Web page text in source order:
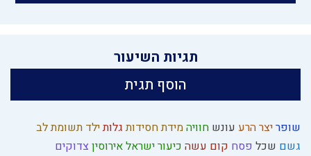
שופריצר הרע עונש חוויהמידת חסידותגלותילד תשומת לב
גשם שכל פסח קום עשה כיעורישראלאירוסין צדוקים
תגיות השיעור
הוסף תגית